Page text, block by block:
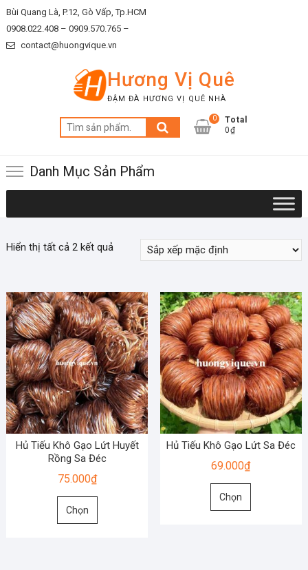
Skip
to
content
Bùi Quang Là, P.12, Gò Vấp, Tp.HCM
0908.022.408 – 0909.570.765 –
contact@huongvique.vn
Hương Vị Quê
ĐẬM ĐÀ HƯƠNG VỊ QUÊ NHÀ
Tìm
kiếm:
0
Total
0₫
Danh Mục Sản Phẩm
Hiển thị tất cả 2 kết quả
Hủ Tiếu Khô Gạo Lứt Huyết
Rồng Sa Đéc
75.000₫
Chọn
Sản
Hủ Tiếu Khô Gạo Lứt Sa Đéc
69.000₫
Chọn
Sản